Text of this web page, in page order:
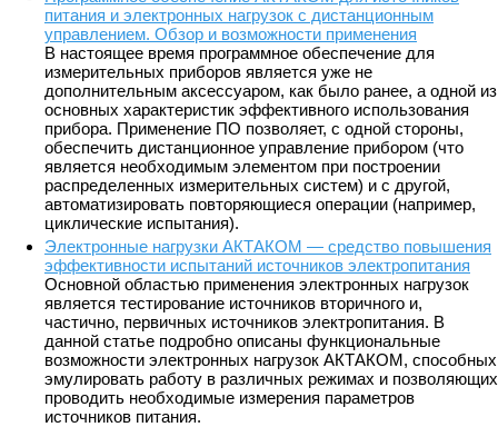
питания и электронных нагрузок с дистанционным
управлением. Обзор и возможности применения
В настоящее время программное обеспечение для
измерительных приборов является уже не
дополнительным аксессуаром, как было ранее, а одной из
основных характеристик эффективного использования
прибора. Применение ПО позволяет, с одной стороны,
обеспечить дистанционное управление прибором (что
является необходимым элементом при построении
распределенных измерительных систем) и с другой,
автоматизировать повторяющиеся операции (например,
циклические испытания).
Электронные нагрузки АКТАКОМ — средство повышения
эффективности испытаний источников электропитания
Основной областью применения электронных нагрузок
является тестирование источников вторичного и,
частично, первичных источников электропитания. В
данной статье подробно описаны функциональные
возможности электронных нагрузок АКТАКОМ, способных
эмулировать работу в различных режимах и позволяющих
проводить необходимые измерения параметров
источников питания.